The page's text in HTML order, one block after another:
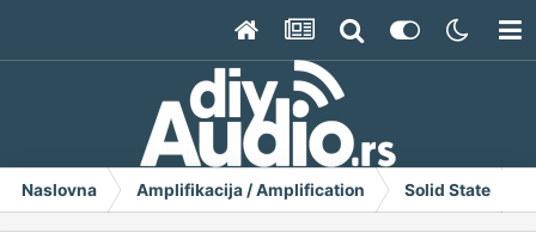
Naslovna Amplifikacija / Amplification Solid State